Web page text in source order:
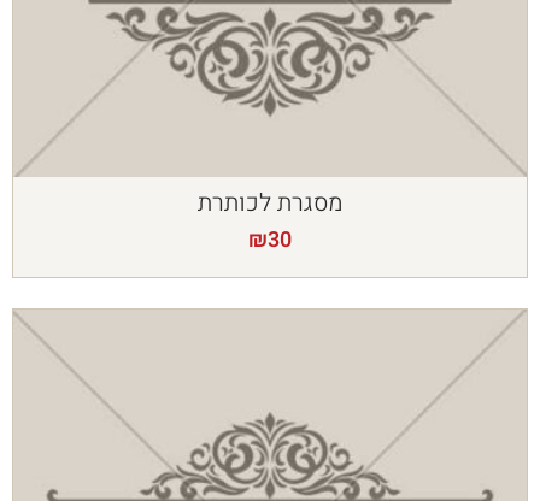
מסגרת לכותרת
₪30